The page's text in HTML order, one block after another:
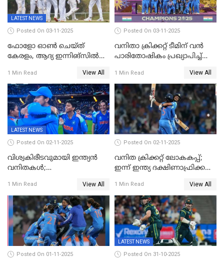
LATEST NEWS
Posted On 03-11-2025
ഫോളോ ഓൺ ചെയ്ത്
കേരളം, ആദ്യ ഇന്നിങ്സിൽ
രഞ്ജിയിൽ കർണാടകയ്ക്ക്
കൂറ്റൻ ലീഡ്
1 Min Read View All
Posted On 03-11-2025
വനിതാ ക്രിക്കറ്റ് ടീമിന് വൻ
പാരിതോഷികം പ്രഖ്യാപിച്ച്
1 Min Read View All
LATEST NEWS
Posted On 02-11-2025
വിശ്വകിരീടവുമായി ഇന്ത്യൻ
വനിതകൾ;
ഇന്ത്യയ്ക്ക് വനിതാ ക്രിക്കറ്റ്
ലോകകപ്പ്
1 Min Read View All
Posted On 02-11-2025
വനിത ക്രിക്കറ്റ് ലോകകപ്പ്;
ഇന്ന് ഇന്ത്യ ദക്ഷിണാഫ്രിക്ക
1 Min Read View All
Posted On 01-11-2025
LATEST NEWS
Posted On 31-10-2025